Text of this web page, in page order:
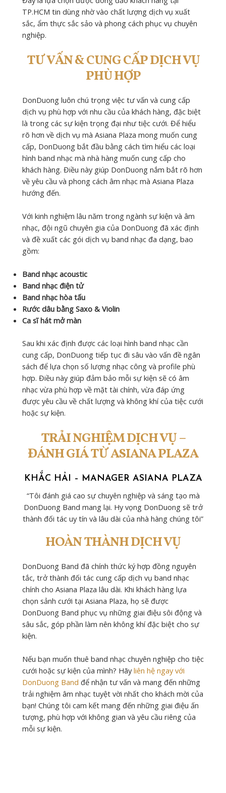
TP.HCM tin dùng nhờ vào chất lượng dịch vụ xuất
sắc, ẩm thực sắc sảo và phong cách phục vụ chuyên
nghiệp.
TƯ VẤN & CUNG CẤP DỊCH VỤ
PHÙ HỢP
DonDuong luôn chú trọng việc tư vấn và cung cấp
dịch vụ phù hợp với nhu cầu của khách hàng, đặc biệt
là trong các sự kiện trọng đại như tiệc cưới. Để hiểu
rõ hơn về dịch vụ mà Asiana Plaza mong muốn cung
cấp, DonDuong bắt đầu bằng cách tìm hiểu các loại
hình band nhạc mà nhà hàng muốn cung cấp cho
khách hàng. Điều này giúp DonDuong nắm bắt rõ hơn
về yêu cầu và phong cách âm nhạc mà Asiana Plaza
hướng đến.
Với kinh nghiệm lâu năm trong ngành sự kiện và âm
nhạc, đội ngũ chuyên gia của DonDuong đã xác định
và đề xuất các gói dịch vụ band nhạc đa dạng, bao
gồm:
Band nhạc acoustic
Band nhạc điện tử
Band nhạc hòa tấu
Rước dâu bằng Saxo & Violin
Ca sĩ hát mở màn
Sau khi xác định được các loại hình band nhạc cần
cung cấp, DonDuong tiếp tục đi sâu vào vấn đề ngân
sách để lựa chọn số lượng nhạc công và profile phù
hợp. Điều này giúp đảm bảo mỗi sự kiện sẽ có âm
nhạc vừa phù hợp về mặt tài chính, vừa đáp ứng
được yêu cầu về chất lượng và không khí của tiệc cưới
hoặc sự kiện.
TRẢI NGHIỆM DỊCH VỤ –
ĐÁNH GIÁ TỪ ASIANA PLAZA
KHẮC HẢI – MANAGER ASIANA PLAZA
“Tôi đánh giá cao sự chuyên nghiệp và sáng tạo mà
DonDuong Band mang lại. Hy vọng DonDuong sẽ trở
thành đối tác uy tín và lâu dài của nhà hàng chúng tôi”
HOÀN THÀNH DỊCH VỤ
DonDuong Band đã chính thức ký hợp đồng nguyên
tắc, trở thành đối tác cung cấp dịch vụ band nhạc
chính cho Asiana Plaza lâu dài. Khi khách hàng lựa
chọn sảnh cưới tại Asiana Plaza, họ sẽ được
DonDuong Band phục vụ những giai điệu sôi động và
sâu sắc, góp phần làm nên không khí đặc biệt cho sự
kiện.
Nếu bạn muốn thuê band nhạc chuyên nghiệp cho tiệc
cưới hoặc sự kiện của mình? Hãyliên hệ ngay với
DonDuong Band để nhận tư vấn và mang đến những
trải nghiệm âm nhạc tuyệt vời nhất cho khách mời của
bạn! Chúng tôi cam kết mang đến những giai điệu ấn
tượng, phù hợp với không gian và yêu cầu riêng của
mỗi sự kiện.